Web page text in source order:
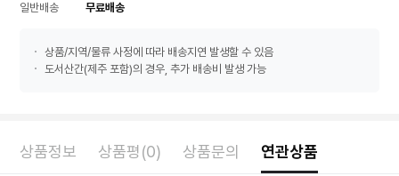
일반배송 무료배송
상품/지역/물류 사정에 따라 배송지연 발생할 수 있음
도서산간(제주 포함)의 경우, 추가 배송비 발생 가능
상품정보 상품평(0) 상품문의 연관상품